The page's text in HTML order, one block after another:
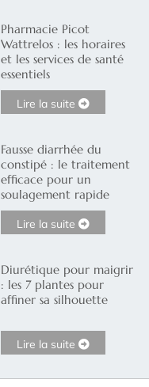
Pharmacie Picot
Wattrelos : les horaires
et les services de santé
essentiels
Lire la suite
Fausse diarrhée du
constipé : le traitement
efficace pour un
soulagement rapide
Lire la suite
Diurétique pour maigrir
: les 7 plantes pour
affiner sa silhouette
Lire la suite